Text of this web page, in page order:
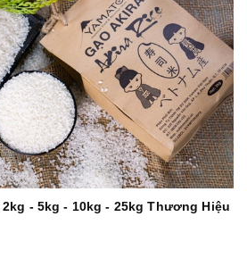
- 5kg - 10kg - 25kg Thương Hiệu